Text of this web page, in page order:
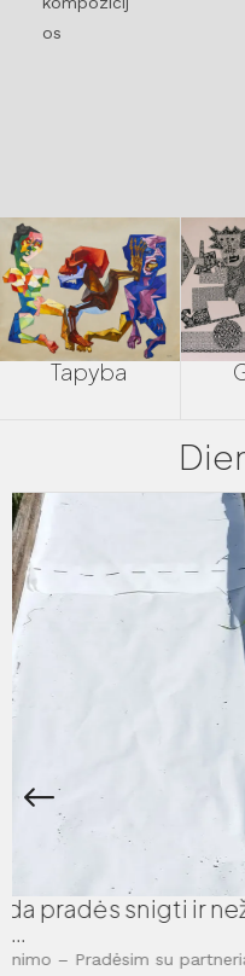
os
Tapyba
OBELIAI
šiuolaikinė meno
jūros.. prasidėjas